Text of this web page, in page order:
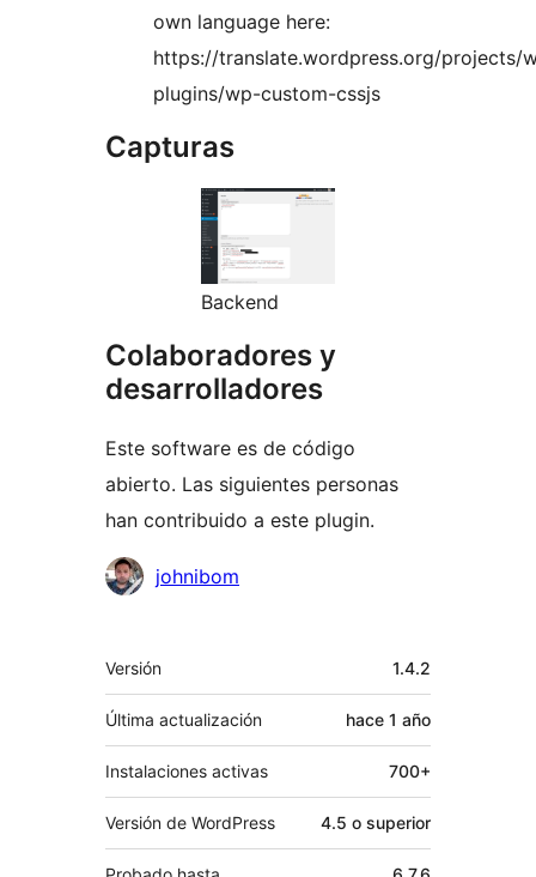
own language here:
https://translate.wordpress.org/projects/
plugins/wp-custom-cssjs
Capturas
Backend
Colaboradores y
desarrolladores
Este software es de código
abierto. Las siguientes personas
han contribuido a este plugin.
Colaboradores
johnibom
Meta
Versión 1.4.2
Última actualización hace 1 año
Instalaciones activas 700+
Versión de WordPress 4.5 o superior